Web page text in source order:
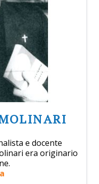
e docente
era originario